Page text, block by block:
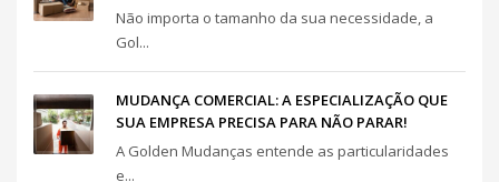
Não importa o tamanho da sua necessidade, a
Gol...
MUDANÇA COMERCIAL: A ESPECIALIZAÇÃO QUE
SUA EMPRESA PRECISA PARA NÃO PARAR!
A Golden Mudanças entende as particularidades
e...